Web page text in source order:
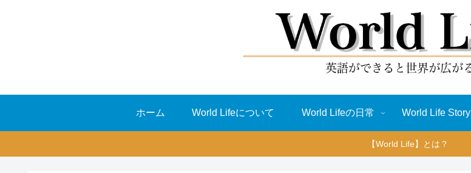
ホーム World Lifeについて World Lifeの日常 World Life Story
【World Life】とは？